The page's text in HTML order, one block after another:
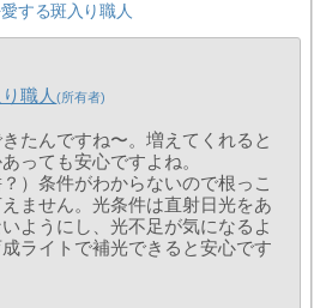
する斑入り職人
職人
たんですね〜。増えてくれると
っても安心ですよね。
）条件がわからないので根っこ
ません。光条件は直射日光をあ
ようにし、光不足が気になるよ
ライトで補光できると安心です